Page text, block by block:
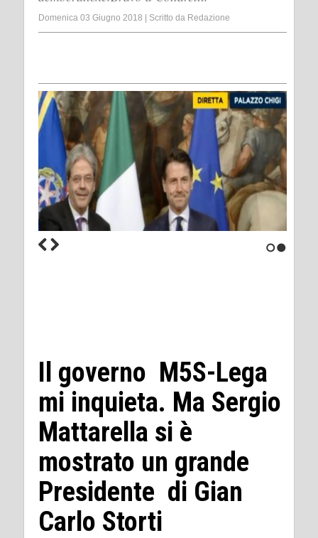
Domenica 03 Giugno 2018 Scritto da Redazione
Il governo M5S-Lega
mi inquieta. Ma Sergio
Mattarella si è
mostrato un grande
Presidente di Gian
Carlo Storti